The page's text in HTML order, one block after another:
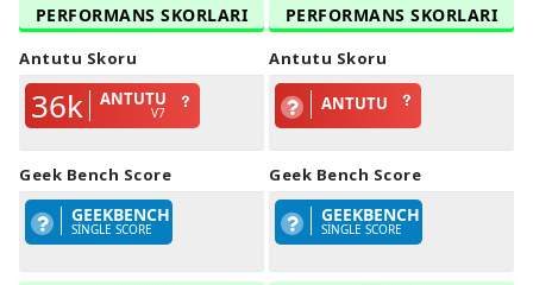
PERFORMANS SKORLARI
Antutu Skoru
36k ANTUTU
V7
Geek Bench Score
GEEKBENCH
SINGLE SCORE
PERFORMANS SKORLARI
Antutu Skoru
ANTUTU
Geek Bench Score
GEEKBENCH
SINGLE SCORE